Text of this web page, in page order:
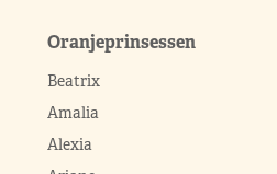
Oranjeprinsessen
Beatrix
Amalia
Alexia